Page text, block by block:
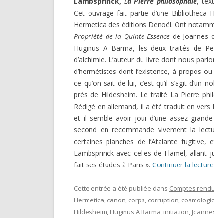
DARKNESS VISIBLE PARTIE 1
COMPTE RENDU E.T. N° 500
LE RITUEL EN MAÇONNERIE
L’ARCHE VIVANTE DES SYMBOLES
RENÉ
MULTITUDE ( I
MISES EN
SUR UN
Cet ouvrage fait partie d’une
Hermetica des éditions Denoël. Ont
Propriété de la Quinte Essence de Joannes
Huginus A Barma, les deux traités de
d’alchimie. L’auteur du livre dont nous
d’hermétistes dont l’existence, à propos
ce qu’on sait de lui, c’est qu’il s’agit
près de Hildesheim. Le traité La Pierre
Rédigé en allemand, il a été traduit en
et il semble avoir joui d’une assez
second en recommande vivement la
certaines planches de l’Atalante
Lambsprinck avec celles de Flamel, allant
fait ses études à Paris ». Continuer la lecture
Cette entrée a été publiée dans Comptes
Hermetica, canon, corps, corruption,
Hildesheim, Huginus A Barma, initiation,